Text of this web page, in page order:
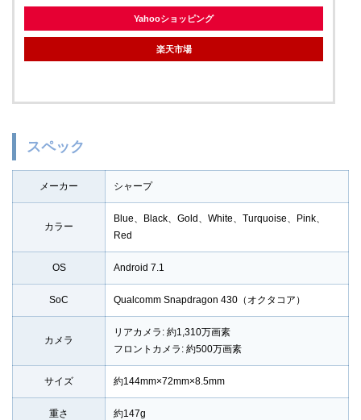
Yahooショッピング
楽天市場
スペック
メーカー シャープ
カラー
Blue、Black、Gold、White、Turquoise、Pink、
Red
OS Android 7.1
SoC Qualcomm Snapdragon 430（オクタコア）
カメラ
リアカメラ: 約1,310万画素
フロントカメラ: 約500万画素
サイズ 約144mm×72mm×8.5mm
重さ 約147g